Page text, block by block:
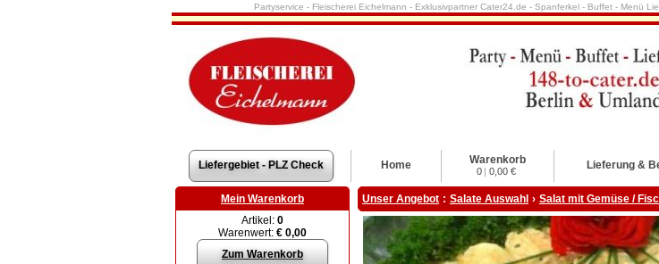
Partyservice - Fleischerei Eichelmann - Exklusivpartner Cater24.de - Spanferkel - Buffet - Menü
Liefergebiet - PLZ Check Home Warenkorb
0 | 0,00 € Lieferung &
Mein Warenkorb
Artikel: 0
Warenwert: € 0,00
Zum Warenkorb
Unser Angebot : Salate Auswahl › Salat mit Gemüse /